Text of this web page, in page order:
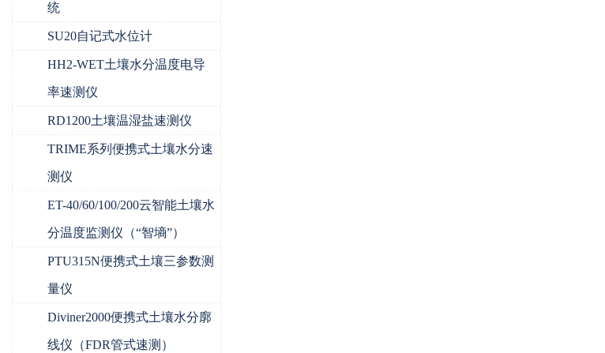
统
SU20自记式水位计
HH2-WET土壤水分温度电导
率速测仪
RD1200土壤温湿盐速测仪
TRIME系列便携式土壤水分速
测仪
ET-40/60/100/200云智能土壤水
分温度监测仪（“智墒”）
PTU315N便携式土壤三参数测
量仪
Diviner2000便携式土壤水分廓
线仪（FDR管式速测）